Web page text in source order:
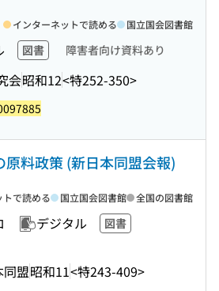
図書 障害者向け資料あり
会昭和12<特252-350>
インターネットで読める 国立国会図書館
原料政策 (新日本同盟会報)
デジタル
図書
盟昭和11<特243-409>
トで読める 国立国会図書館 全国の図書館